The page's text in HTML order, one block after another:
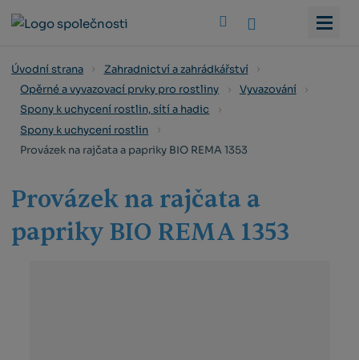
Úvodní strana
Zahradnictví a zahrádkářství
Opěrné a vyvazovací prvky pro rostliny
Vyvazování
Spony k uchycení rostlin, sítí a hadic
Spony k uchycení rostlin
Provázek na rajčata a papriky BIO REMA 1353
Provázek na rajčata a
papriky BIO REMA 1353